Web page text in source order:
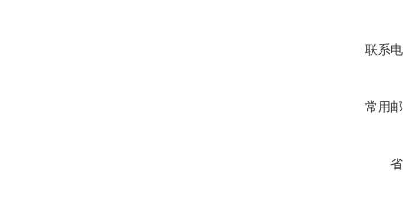
联系
常用